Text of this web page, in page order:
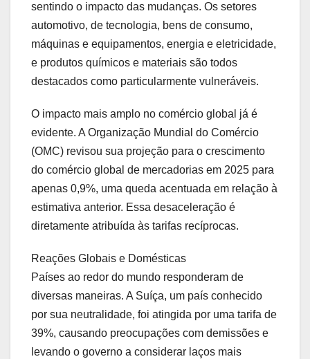
sentindo o impacto das mudanças. Os setores
automotivo, de tecnologia, bens de consumo,
máquinas e equipamentos, energia e eletricidade,
e produtos químicos e materiais são todos
destacados como particularmente vulneráveis.
O impacto mais amplo no comércio global já é
evidente. A Organização Mundial do Comércio
(OMC) revisou sua projeção para o crescimento
do comércio global de mercadorias em 2025 para
apenas 0,9%, uma queda acentuada em relação à
estimativa anterior. Essa desaceleração é
diretamente atribuída às tarifas recíprocas.
Reações Globais e Domésticas
Países ao redor do mundo responderam de
diversas maneiras. A Suíça, um país conhecido
por sua neutralidade, foi atingida por uma tarifa de
39%, causando preocupações com demissões e
levando o governo a considerar laços mais